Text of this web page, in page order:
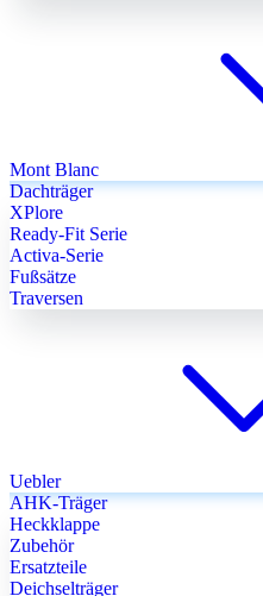
Mont Blanc
Dachträger
XPlore
Ready-Fit Serie
Activa-Serie
Fußsätze
Traversen
Uebler
AHK-Träger
Heckklappe
Zubehör
Ersatzteile
Deichselträger